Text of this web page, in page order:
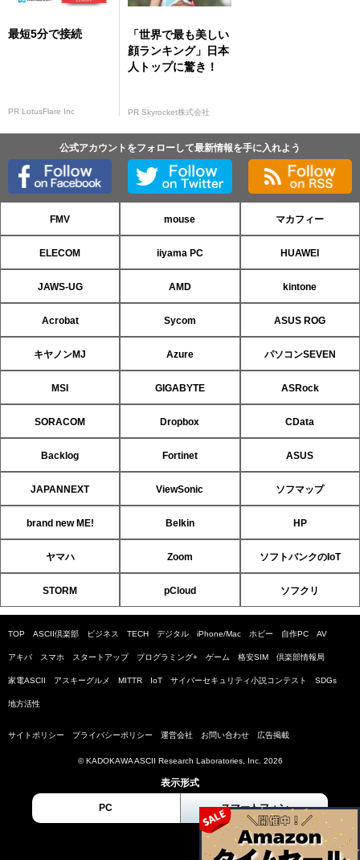
最短5分で接続
PR LotusFlare Inc
「世界で最も美しい
顔ランキング」日本
人トップに驚き！
PR Skyrocket株式会社
公式アカウントをフォローして最新情報を手に入れよう
FMV mouse マカフィー
ELECOM iiyama PC HUAWEI
JAWS-UG AMD kintone
Acrobat Sycom ASUS ROG
キヤノンMJ Azure パソコンSEVEN
MSI GIGABYTE ASRock
SORACOM Dropbox CData
Backlog Fortinet ASUS
JAPANNEXT ViewSonic ソフマップ
brand new ME! Belkin HP
ヤマハ Zoom ソフトバンクのIoT
STORM pCloud ソフクリ
TOP ASCII倶楽部 ビジネス TECH デジタル iPhone/Mac ホビー 自作PC AV
アキバ スマホ スタートアップ プログラミング+ ゲーム 格安SIM 倶楽部情報局
家電ASCII アスキーグルメ MITTR IoT サイバーセキュリティ小説コンテスト SDGs
地方活性
サイトポリシー プライバシーポリシー 運営会社 お問い合わせ 広告掲載
© KADOKAWA ASCII Research Laboratories, Inc. 2026
表示形式
PC スマートフォン